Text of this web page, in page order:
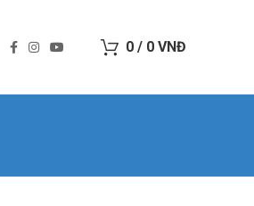
0 / 0 VNĐ